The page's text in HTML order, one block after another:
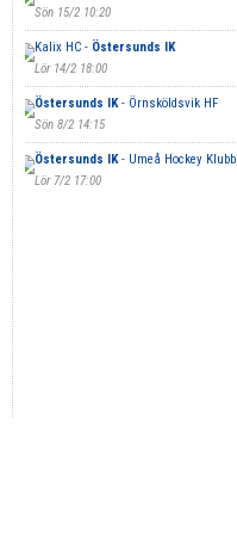
Sön 15/2 10:20
Kalix HC - Östersunds IK
Lör 14/2 18:00
Östersunds IK- Örnsköldsvik HF
Sön 8/2 14:15
Östersunds IK- Umeå Hockey Klubb
Lör 7/2 17:00